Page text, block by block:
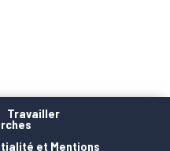
Travailler
et Mentions